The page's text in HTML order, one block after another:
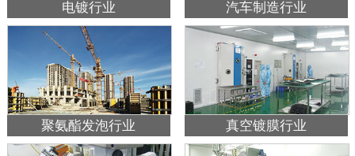
电镀行业 汽车制造行业
聚氨酯发泡行业 真空镀膜行业